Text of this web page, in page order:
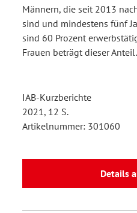
Männern, die seit 2013
sind und mindestens fünf
sind 60 Prozent
Frauen beträgt dieser
IAB-Kurzberichte
2021, 12 S.
Artikelnummer: 301060
Details